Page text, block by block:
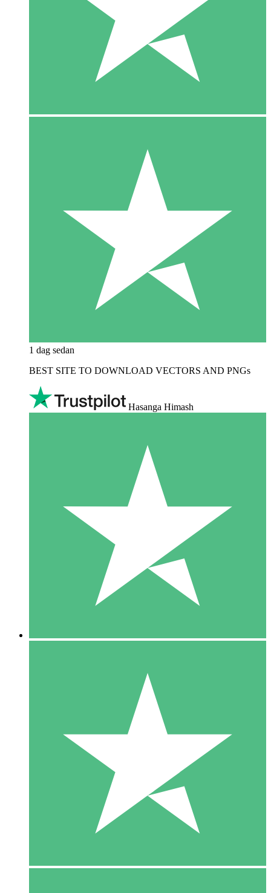
1 dag sedan
BEST SITE TO DOWNLOAD VECTORS AND PNGs
Hasanga Himash